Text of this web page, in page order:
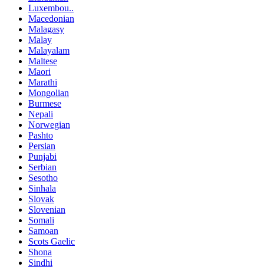
Luxembou..
Macedonian
Malagasy
Malay
Malayalam
Maltese
Maori
Marathi
Mongolian
Burmese
Nepali
Norwegian
Pashto
Persian
Punjabi
Serbian
Sesotho
Sinhala
Slovak
Slovenian
Somali
Samoan
Scots Gaelic
Shona
Sindhi